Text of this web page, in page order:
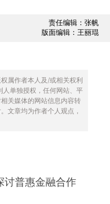
责任编辑：张帆
版面编辑：王丽琨
属作者本人及/或相关权利
人单独授权，任何网站、平
关媒体的网站信息内容转
文章均为作者个人观点，
讨普惠金融合作